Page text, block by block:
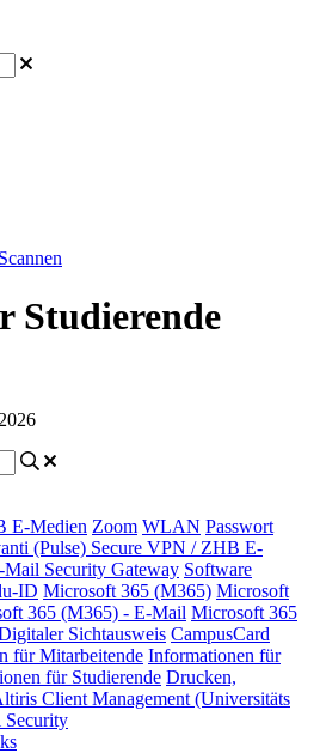
Studierende
E-Medien Zoom WLAN Passwort
(Pulse) Secure VPN / ZHB E-
Mail Security Gateway Software
ID Microsoft 365 (M365) Microsoft
365 (M365) - E-Mail Microsoft 365
Sichtausweis CampusCard
für Mitarbeitende Informationen für
für Studierende Drucken,
Client Management (Universitäts